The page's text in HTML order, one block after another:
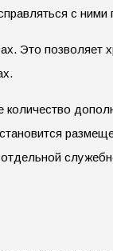
с ними
Это